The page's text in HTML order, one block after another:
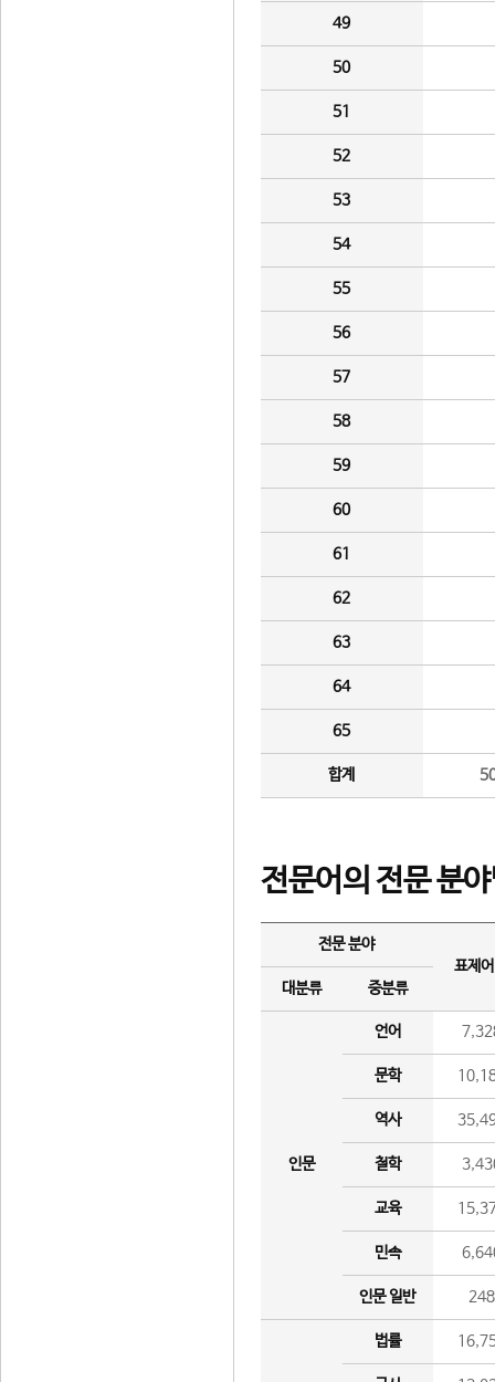
49
50
51
52
53
54
55
56
57
58
59
60
61
62
63
64
65
합계
전문어의 전문 분
전문 분야
표제
대분류
중분류
인문
언어
문학
역사
철학
교육
민속
인문 일반 248
법률